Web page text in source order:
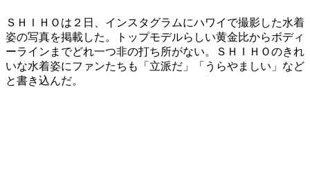
ＳＨＩＨＯは２日、インスタグラムにハワイで撮影した水着
姿の写真を掲載した。トップモデルらしい黄金比からボディ
ーラインまでどれ一つ非の打ち所がない。ＳＨＩＨＯのきれ
いな水着姿にファンたちも「立派だ」「うらやましい」など
と書き込んだ。